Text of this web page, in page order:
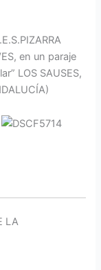
en un paraje
LOS SAUSES,
LA